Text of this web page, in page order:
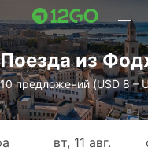
Поезда из
10 предложений (USD 8 –
вт, 11 авг.